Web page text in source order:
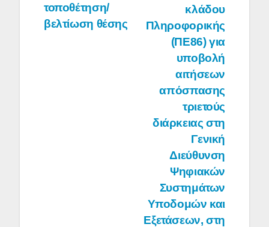
κλάδου
Πληροφορικής
(ΠΕ86) για
υποβολή
αιτήσεων
απόσπασης
τριετούς
διάρκειας στη
Γενική
Διεύθυνση
Ψηφιακών
Συστημάτων
Υποδομών και
Εξετάσεων, στη
τοποθέτηση/
βελτίωση θέσης